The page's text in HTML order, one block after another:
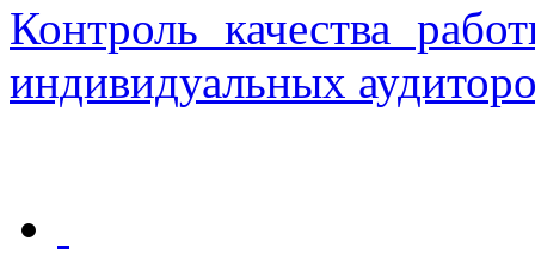
Контроль качества
индивидуальных